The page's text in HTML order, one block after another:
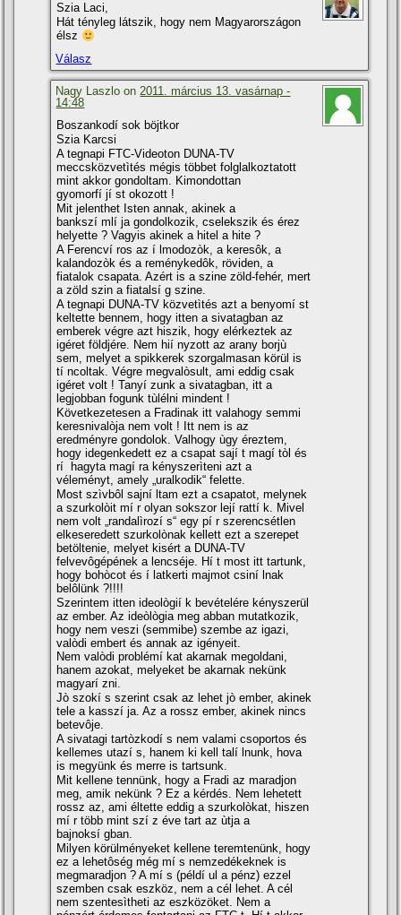
Szia Laci,
Hát tényleg látszik, hogy nem Magyarországon
élsz
Válasz
Nagy Laszlo on2011. március 13. vasárnap -
14:48
Boszankodí sok böjtkor
Szia Karcsi
A tegnapi FTC-Videoton DUNA-TV
meccsközvetìtés mégis többet folglalkoztatott
mint akkor gondoltam. Kimondottan
gyomorfí jí st okozott !
Mit jelenthet Isten annak, akinek a
bankszí mlí ja gondolkozik, cselekszik és érez
helyette ? Vagyis akinek a hitel a hite ?
A Ferencví ros az í lmodozòk, a keresôk, a
kalandozòk és a reménykedôk, röviden, a
fiatalok csapata. Azért is a szine zöld-fehér, mert
a zöld szin a fiatalsí g szine.
A tegnapi DUNA-TV közvetìtés azt a benyomí st
keltette bennem, hogy itten a sivatagban az
emberek végre azt hiszik, hogy elérkeztek az
igéret földjére. Nem hií nyzott az arany borjù
sem, melyet a spikkerek szorgalmasan körül is
tí ncoltak. Végre megvalòsult, ami eddig csak
igéret volt ! Tanyí zunk a sivatagban, itt a
legjobban fogunk tùlélni mindent !
Következetesen a Fradinak itt valahogy semmi
keresnivalòja nem volt ! Itt nem is az
eredményre gondolok. Valhogy ùgy éreztem,
hogy idegenkedett ez a csapat sají t magí tòl és
rí hagyta magí ra kényszerìteni azt a
véleményt, amely „uralkodik“ felette.
Most szìvbôl sajní ltam ezt a csapatot, melynek
a szurkolòit mí r olyan sokszor lejí rattí k. Mivel
nem volt „randalìrozí s“ egy pí r szerencsétlen
elkeseredett szurkolònak kellett ezt a szerepet
betöltenie, melyet kisért a DUNA-TV
felvevôgépének a lencséje. Hí t most itt tartunk,
hogy bohòcot és í latkerti majmot csiní lnak
belôlünk ?!!!!
Szerintem itten ideològií k bevételére kényszerül
az ember. Az ideòlògia meg abban mutatkozik,
hogy nem veszi (semmibe) szembe az igazi,
valòdi embert és annak az igényeit.
Nem valòdi problémí kat akarnak megoldani,
hanem azokat, melyeket be akarnak nekünk
magyarí zni.
Jò szokí s szerint csak az lehet jò ember, akinek
tele a kasszí ja. Az a rossz ember, akinek nincs
betevôje.
A sivatagi tartòzkodí s nem valami csoportos és
kellemes utazí s, hanem ki kell talí lnunk, hova
is megyünk és merre is tartsunk.
Mit kellene tennünk, hogy a Fradi az maradjon
meg, amik nekünk ? Ez a kérdés. Nem lehetett
rossz az, ami éltette eddig a szurkolòkat, hiszen
mí r több mint szí z éve tart az ùtja a
bajnoksí gban.
Milyen körülményeket kellene teremtenünk, hogy
ez a lehetôség még mí s nemzedékeknek is
megmaradjon ? A mí s (példí ul a pénz) ezzel
szemben csak eszköz, nem a cél lehet. A cél
nem szentesìtheti az eszközöket. Nem a